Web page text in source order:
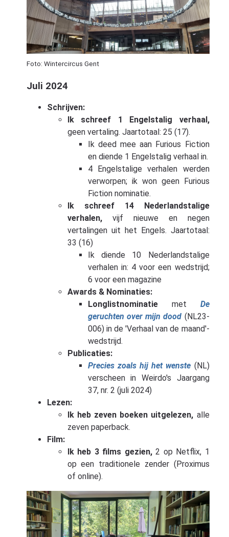
Foto: Wintercircus Gent
Juli 2024
Schrijven:
Ik schreef 1 Engelstalig verhaal,
geen vertaling. Jaartotaal: 25 (17).
Ik deed mee aan Furious Fiction
en diende 1 Engelstalig verhaal in.
4 Engelstalige verhalen werden
verworpen; ik won geen Furious
Fiction nominatie.
Ik schreef 14 Nederlandstalige
verhalen,vijf nieuwe en negen
vertalingen uit het Engels. Jaartotaal:
33 (16)
Ik diende 10 Nederlandstalige
verhalen in: 4 voor een wedstrijd;
6 voor een magazine
Awards & Nominaties:
Longlistnominatiemet De
geruchten over mijn dood (NL23-
006) in de 'Verhaal van de maand'-
wedstrijd.
Publicaties:
Precies zoals hij het wenste (NL)
verscheen in Weirdo's Jaargang
37, nr. 2 (juli 2024)
Lezen:
Ik heb zeven boeken uitgelezen, alle
zeven paperback.
Film:
Ik heb 3 films gezien,2 op Netflix, 1
op een traditionele zender (Proximus
of online).